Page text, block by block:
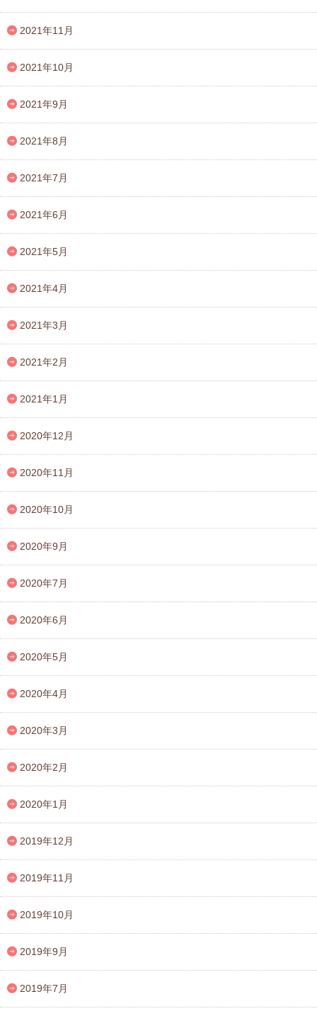
2021年11月
2021年10月
2021年9月
2021年8月
2021年7月
2021年6月
2021年5月
2021年4月
2021年3月
2021年2月
2021年1月
2020年12月
2020年11月
2020年10月
2020年9月
2020年7月
2020年6月
2020年5月
2020年4月
2020年3月
2020年2月
2020年1月
2019年12月
2019年11月
2019年10月
2019年9月
2019年7月